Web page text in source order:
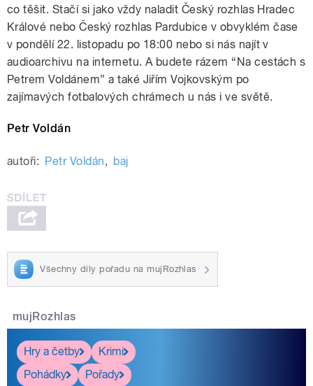
co těšit. Stačí si jako vždy naladit Český rozhlas Hradec
Králové nebo Český rozhlas Pardubice v obvyklém čase
v pondělí 22. listopadu po 18:00 nebo si nás najít v
audioarchivu na internetu. A budete rázem “Na cestách s
Petrem Voldánem” a také Jiřím Vojkovským po
zajímavých fotbalových chrámech u nás i ve světě.
Petr Voldán
autoři: Petr Voldán, baj
Všechny díly pořadu na mujRozhlas
mujRozhlas
Hry a četby
Krimi
Pohádky
Pořady